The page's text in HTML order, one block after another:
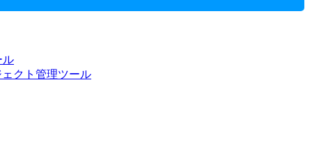
ル
クト管理ツール